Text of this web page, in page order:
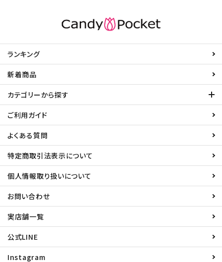
ランキング
新着商品
カテゴリーから探す
ご利用ガイド
よくある質問
特定商取引法表示について
個人情報取り扱いについて
お問い合わせ
実店舗一覧
公式LINE
Instagram